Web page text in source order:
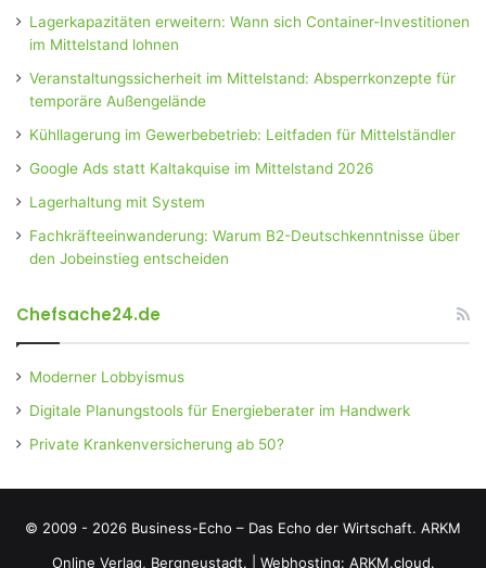
Lagerkapazitäten erweitern: Wann sich Container-Investitionen
im Mittelstand lohnen
Veranstaltungssicherheit im Mittelstand: Absperrkonzepte für
temporäre Außengelände
Kühllagerung im Gewerbebetrieb: Leitfaden für Mittelständler
Google Ads statt Kaltakquise im Mittelstand 2026
Lagerhaltung mit System
Fachkräfteeinwanderung: Warum B2-Deutschkenntnisse über
den Jobeinstieg entscheiden
Chefsache24.de
Moderner Lobbyismus
Digitale Planungstools für Energieberater im Handwerk
Private Krankenversicherung ab 50?
© 2009 - 2026 Business-Echo – Das Echo der Wirtschaft. ARKM
Online Verlag, Bergneustadt.
Webhosting: ARKM.cloud.